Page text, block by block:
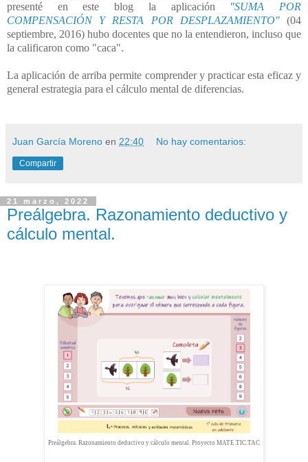
presenté en este blog la aplicación
"SUMA POR
COMPENSACIÓN Y RESTA POR DESPLAZAMIENTO"(04
septiembre, 2016) hubo docentes que no la entendieron, incluso que
la calificaron como "caca".
La aplicación de arriba permite comprender y practicar esta eficaz y
general estrategia para el cálculo mental de diferencias.
Juan García Moreno en 22:40 No hay comentarios:
Compartir
21 marzo, 2022
Preálgebra. Razonamiento deductivo y
cálculo mental.
Preálgebra. Razonamiento deductivo y cálculo mental. Proyecto MATE.TIC.TAC